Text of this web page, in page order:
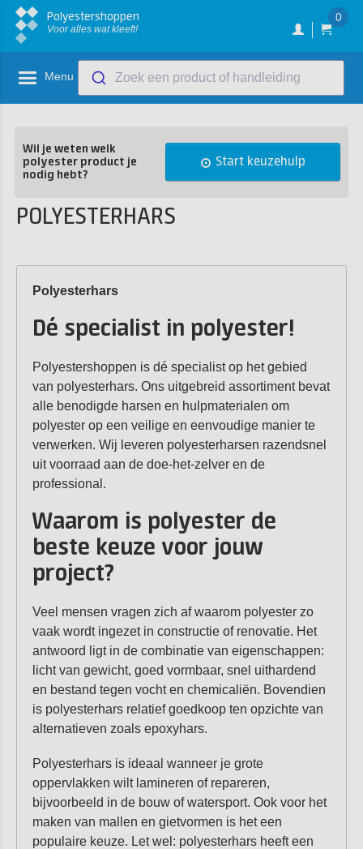
Polyestershoppen
Voor alles wat kleeft!
0
Menu Zoek een product of handleiding
Wil je weten welk
polyester product je
nodig hebt?
Start keuzehulp
POLYESTERHARS
Polyesterhars
Dé specialist in polyester!
Polyestershoppen is dé specialist op het gebied
van polyesterhars. Ons uitgebreid assortiment bevat
alle benodigde harsen en hulpmaterialen om
polyester op een veilige en eenvoudige manier te
verwerken. Wij leveren polyesterharsen razendsnel
uit voorraad aan de doe-het-zelver en de
professional.
Waarom is polyester de
beste keuze voor jouw
project?
Veel mensen vragen zich af waarom polyester zo
vaak wordt ingezet in constructie of renovatie. Het
antwoord ligt in de combinatie van eigenschappen:
licht van gewicht, goed vormbaar, snel uithardend
en bestand tegen vocht en chemicaliën. Bovendien
is polyesterhars relatief goedkoop ten opzichte van
alternatieven zoals epoxyhars.
Polyesterhars is ideaal wanneer je grote
oppervlakken wilt lamineren of repareren,
bijvoorbeeld in de bouw of watersport. Ook voor het
maken van mallen en gietvormen is het een
populaire keuze. Let wel: polyesterhars heeft een